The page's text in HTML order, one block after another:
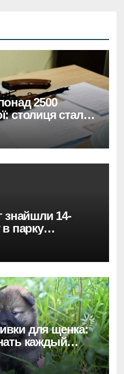
2500
столиця стала
знайшли 14-
в парку
району.
для щенка:
каждый